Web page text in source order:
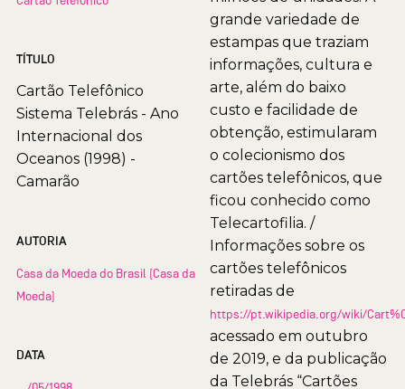
TÍTULO
Cartão Telefônico
Sistema Telebrás - Ano
Internacional dos
Oceanos (1998) -
Camarão
AUTORIA
Casa da Moeda do Brasil (Casa da
Moeda)
DATA
grande variedade de
estampas que traziam
informações, cultura e
arte, além do baixo
custo e facilidade de
obtenção, estimularam
o colecionismo dos
cartões telefônicos, que
ficou conhecido como
Telecartofilia. /
Informações sobre os
cartões telefônicos
retiradas de
https://pt.wikipedia.org/wiki/
acessado em outubro
de 2019, e da publicação
da Telebrás “Cartões